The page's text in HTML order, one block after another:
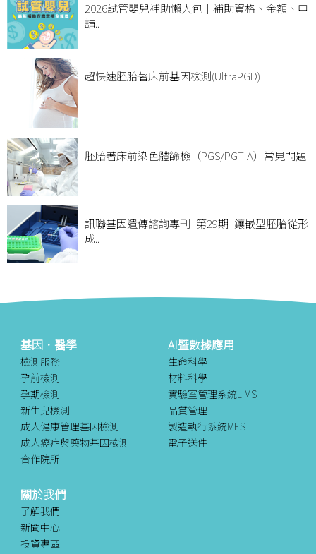
2026試管嬰兒補助懶人包｜補助資格、金額、申
請..
超快速胚胎著床前基因檢測(UltraPGD)
胚胎著床前染色體篩檢（PGS/PGT-A）常見問題
訊聯基因遺傳諮詢專刊_第29期_鑲嵌型胚胎從形
成..
基因．醫學
檢測服務
孕前檢測
孕期檢測
新生兒檢測
成人健康管理基因檢測
成人癌症與藥物基因檢測
合作院所
AI暨數據應用
生命科學
材料科學
實驗室管理系統LIMS
品質管理
製造執行系統MES
電子送件
關於我們
了解我們
新聞中心
投資專區